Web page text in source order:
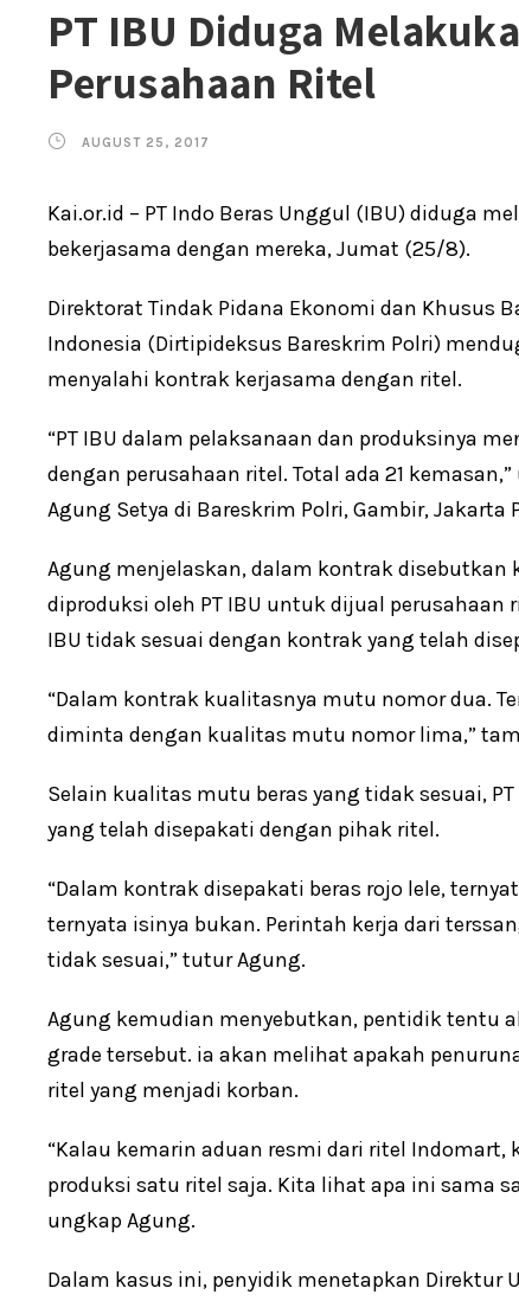
PT IBU Diduga
Perusahaan Ritel
AUGUST 25, 2017
Kai.or.id – PT Indo Beras Unggul (IBU) diduga
bekerjasama dengan mereka, Jumat (25/8).
Direktorat Tindak Pidana Ekonomi dan Khusus
Indonesia (Dirtipideksus Bareskrim Polri)
menyalahi kontrak kerjasama dengan ritel.
“PT IBU dalam pelaksanaan dan produksinya
dengan perusahaan ritel. Total ada 21
Agung Setya di Bareskrim Polri, Gambir, Jakarta
Agung menjelaskan, dalam kontrak disebutkan
diproduksi oleh PT IBU untuk dijual perusahaan
IBU tidak sesuai dengan kontrak yang telah
“Dalam kontrak kualitasnya mutu nomor dua.
diminta dengan kualitas mutu nomor lima,”
Selain kualitas mutu beras yang tidak sesuai,
yang telah disepakati dengan pihak ritel.
“Dalam kontrak disepakati beras rojo lele,
ternyata isinya bukan. Perintah kerja dari
tidak sesuai,” tutur Agung.
Agung kemudian menyebutkan, pentidik tentu
grade tersebut. ia akan melihat apakah
ritel yang menjadi korban.
“Kalau kemarin aduan resmi dari ritel
produksi satu ritel saja. Kita lihat apa ini sama
ungkap Agung.
Dalam kasus ini, penyidik menetapkan Direktur